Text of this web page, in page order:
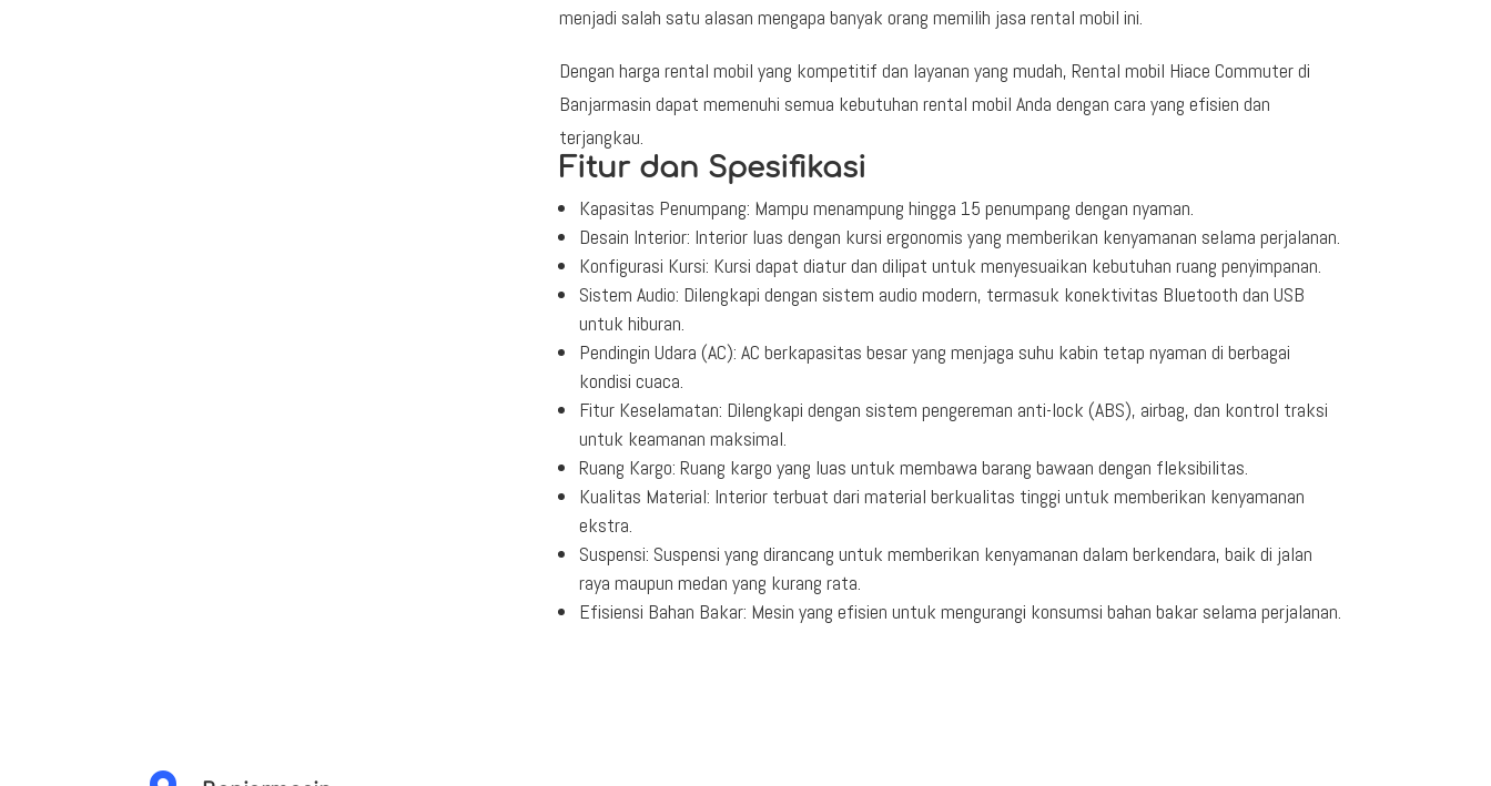
menjadi salah satu alasan mengapa banyak orang memilih jasa rental mobil ini.
Dengan harga rental mobil yang kompetitif dan layanan yang mudah, Rental mobil Hiace Commuter di
Banjarmasin dapat memenuhi semua kebutuhan rental mobil Anda dengan cara yang efisien dan
terjangkau.
Fitur dan Spesifikasi
Kapasitas Penumpang: Mampu menampung hingga 15 penumpang dengan nyaman.
Desain Interior: Interior luas dengan kursi ergonomis yang memberikan kenyamanan selama perjalanan.
Konfigurasi Kursi: Kursi dapat diatur dan dilipat untuk menyesuaikan kebutuhan ruang penyimpanan.
Sistem Audio: Dilengkapi dengan sistem audio modern, termasuk konektivitas Bluetooth dan USB
untuk hiburan.
Pendingin Udara (AC): AC berkapasitas besar yang menjaga suhu kabin tetap nyaman di berbagai
kondisi cuaca.
Fitur Keselamatan: Dilengkapi dengan sistem pengereman anti-lock (ABS), airbag, dan kontrol traksi
untuk keamanan maksimal.
Ruang Kargo: Ruang kargo yang luas untuk membawa barang bawaan dengan fleksibilitas.
Kualitas Material: Interior terbuat dari material berkualitas tinggi untuk memberikan kenyamanan
ekstra.
Suspensi: Suspensi yang dirancang untuk memberikan kenyamanan dalam berkendara, baik di jalan
raya maupun medan yang kurang rata.
Efisiensi Bahan Bakar: Mesin yang efisien untuk mengurangi konsumsi bahan bakar selama perjalanan.